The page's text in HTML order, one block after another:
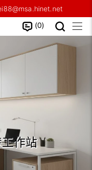
0
作站